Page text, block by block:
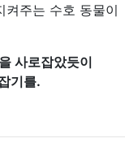
켜주는 수호 동물이
사로잡았듯이
기를.